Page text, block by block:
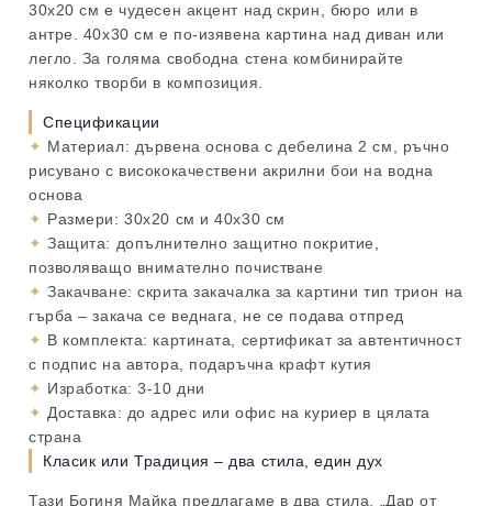
30х20 см е чудесен акцент над скрин, бюро или в
антре. 40х30 см е по-изявена картина над диван или
легло. За голяма свободна стена комбинирайте
няколко творби в композиция.
Спецификации
✦ Материал: дървена основа с дебелина 2 см, ръчно
рисувано с висококачествени акрилни бои на водна
основа
✦ Размери: 30х20 см и 40х30 см
✦ Защита: допълнително защитно покритие,
позволяващо внимателно почистване
✦ Закачване: скрита закачалка за картини тип трион на
гърба – закача се веднага, не се подава отпред
✦ В комплекта: картината, сертификат за автентичност
с подпис на автора, подаръчна крафт кутия
✦ Изработка: 3-10 дни
✦ Доставка: до адрес или офис на куриер в цялата
страна
Класик или Традиция – два стила, един дух
Тази Богиня Майка предлагаме в два стила. „Дар от